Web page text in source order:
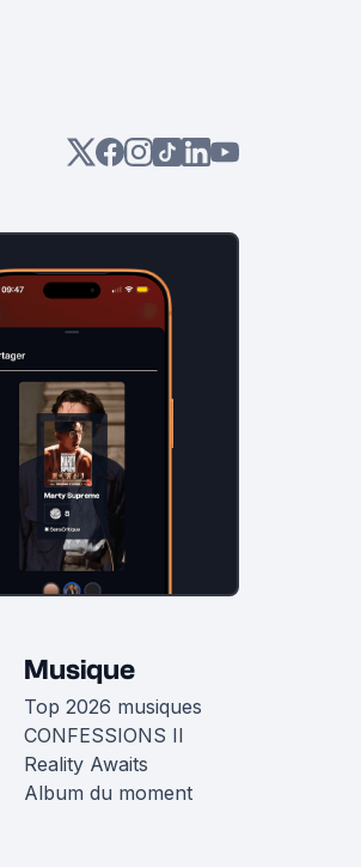
Musique
Top 2026 musiques
CONFESSIONS II
Reality Awaits
Album du moment